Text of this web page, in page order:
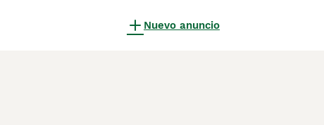
Nuevo anuncio